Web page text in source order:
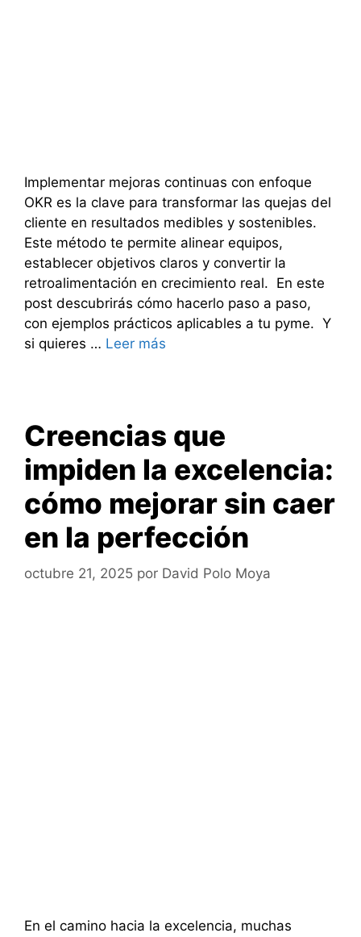
Implementar mejoras continuas con enfoque
OKR es la clave para transformar las quejas del
cliente en resultados medibles y sostenibles.
Este método te permite alinear equipos,
establecer objetivos claros y convertir la
retroalimentación en crecimiento real. En este
post descubrirás cómo hacerlo paso a paso,
con ejemplos prácticos aplicables a tu pyme. Y
si quieres … Leer más
Creencias que
impiden la excelencia:
cómo mejorar sin caer
en la perfección
octubre 21, 2025 por David Polo Moya
En el camino hacia la excelencia, muchas